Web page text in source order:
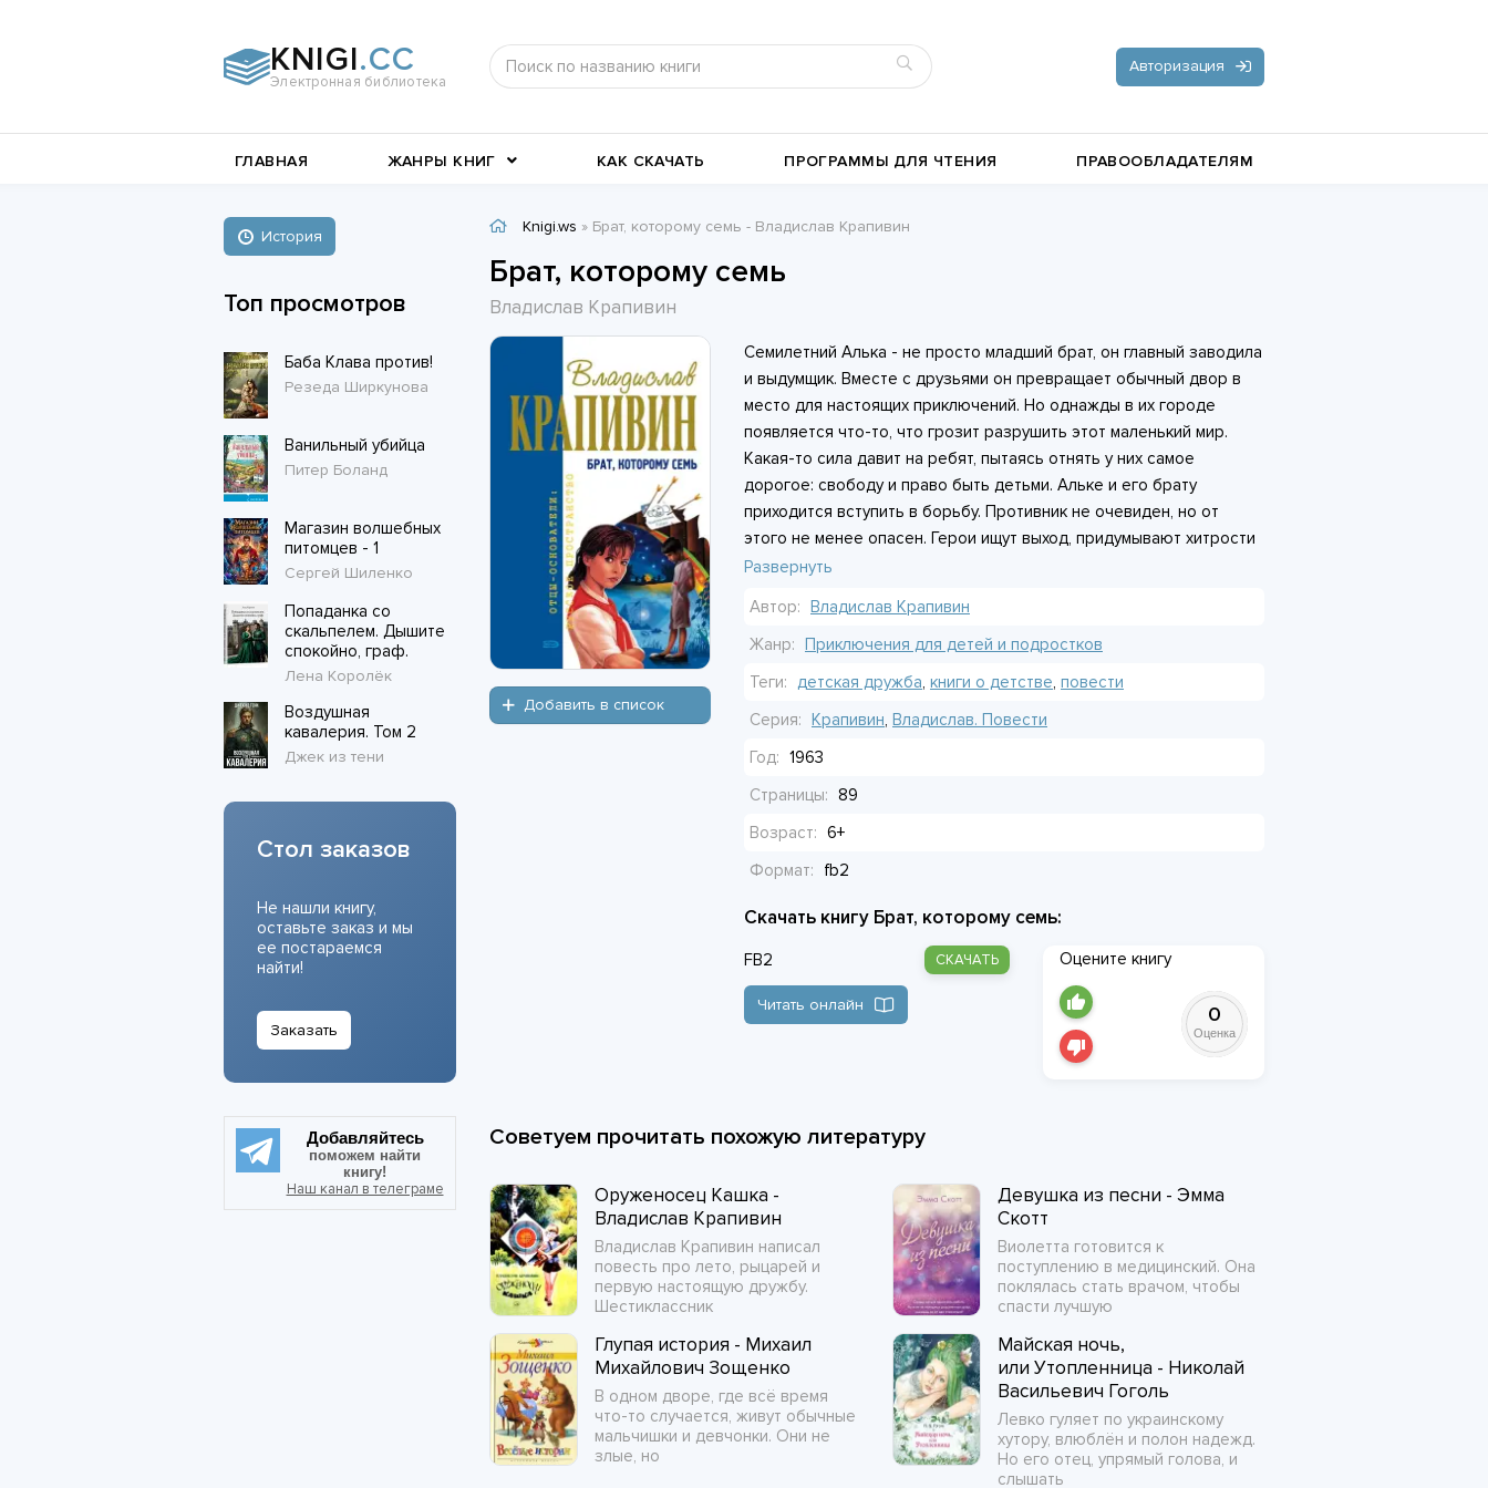
KNIGI.CC
Электронная библиотека
Авторизация
ГЛАВНАЯ ЖАНРЫ КНИГ
Книги о войне
Военное дело
Современные любовные
романы
романы
Короткие любовные романы История Классика жанра Стихи и поэзия
КАК СКАЧАТЬ ПРОГРАММЫ ДЛЯ ЧТЕНИЯ ПРАВООБЛАДАТЕЛЯМ
Knigi.ws » Брат, которому семь - Владислав Крапивин
Брат, которому семь
Владислав Крапивин
Добавить в список
Семилетний Алька - не просто младший брат, он главный заводила
и выдумщик. Вместе с друзьями он превращает обычный двор в
место для настоящих приключений. Но однажды в их городе
появляется что-то, что грозит разрушить этот маленький мир.
Какая-то сила давит на ребят, пытаясь отнять у них самое
дорогое: свободу и право быть детьми. Альке и его брату
приходится вступить в борьбу. Противник не очевиден, но от
этого не менее опасен. Герои ищут выход, придумывают хитрости
и не сдаются. «Мы же братья, значит, всё будет хорошо», -
Развернуть
Автор: Владислав Крапивин
Жанр: Приключения для детей и подростков
Теги: детская дружба, книги о детстве, повести
Серия: Крапивин, Владислав. Повести
Год: 1963
Страницы: 89
Возраст: 6+
Формат:
fb2
Скачать книгу Брат, которому семь:
FB2 СКАЧАТЬ
Читать онлайн
Оцените книгу
0
Оценка
Советуем прочитать похожую литературу
Оруженосец Кашка -
Владислав Крапивин
Владислав Крапивин написал
повесть про лето, рыцарей и
первую настоящую дружбу.
Шестиклассник
Девушка из песни - Эмма
Скотт
Виолетта готовится к
поступлению в медицинский. Она
поклялась стать врачом, чтобы
спасти лучшую
Глупая история - Михаил
Михайлович Зощенко
В одном дворе, где всё время
что-то случается, живут обычные
мальчишки и девчонки. Они не
злые, но
Майская ночь,
или Утопленница - Николай
Васильевич Гоголь
Левко гуляет по украинскому
хутору, влюблён и полон надежд.
Но его отец, упрямый голова, и
слышать
История
Топ просмотров
Баба Клава против!
Резеда Ширкунова
Ванильный убийца
Питер Боланд
Магазин волшебных
питомцев - 1
Сергей Шиленко
Попаданка со
скальпелем. Дышите
спокойно, граф.
Лена Королёк
Воздушная
кавалерия. Том 2
Джек из тени
Стол заказов
Не нашли книгу,
оставьте заказ и мы
ее постараемся
найти!
Заказать
Добавляйтесь
поможем найти
книгу!
Наш канал в телеграме
Документальная